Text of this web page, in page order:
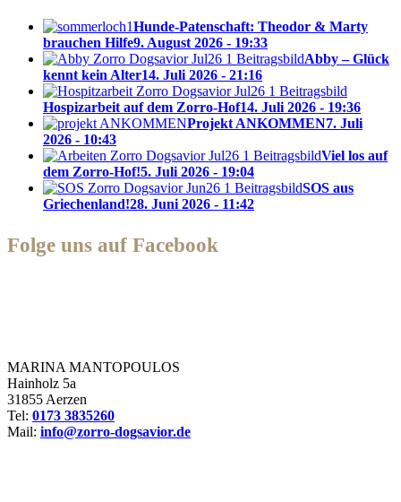
Hunde-Patenschaft: Theodor & Marty
brauchen Hilfe9. August 2026 - 19:33
Abby – Glück
kennt kein Alter14. Juli 2026 - 21:16
Hospizarbeit auf dem Zorro-Hof14. Juli 2026 - 19:36
Projekt ANKOMMEN7. Juli
2026 - 10:43
Viel los auf
dem Zorro-Hof!5. Juli 2026 - 19:04
SOS aus
Griechenland!28. Juni 2026 - 11:42
Folge uns auf Facebook
MARINA MANTOPOULOS
Hainholz 5a
31855 Aerzen
Tel: 0173 3835260
Mail: info@zorro-dogsavior.de